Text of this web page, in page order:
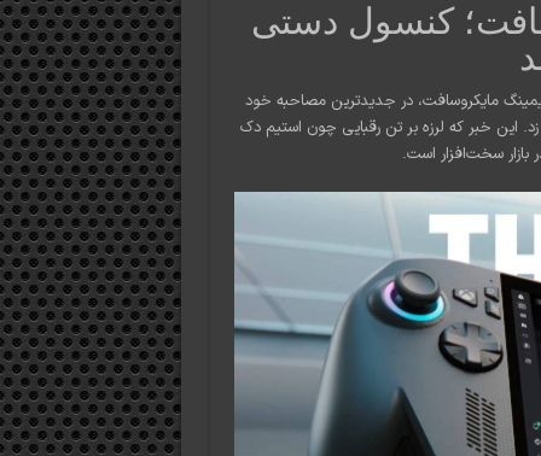
کنسول دستی
مایکروسافت، در جدیدترین مصاحبه خود
این خبر که لرزه بر تن رقبایی چون استیم دک
بازار سخت‌افزار است.